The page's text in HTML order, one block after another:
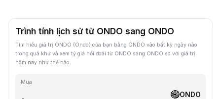
Trình tính lịch sử từ ONDO sang ONDO
Tìm hiểu giá trị ONDO (Ondo) của bạn bằng ONDO vào bất kỳ ngày nào
trong quá khứ và xem tỷ giá hối đoái từ ONDO sang ONDO so với giá trị
hôm nay như thế nào.
Mua
ONDO